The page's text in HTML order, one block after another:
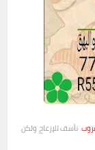
. نأسف للإزعاج ولكن